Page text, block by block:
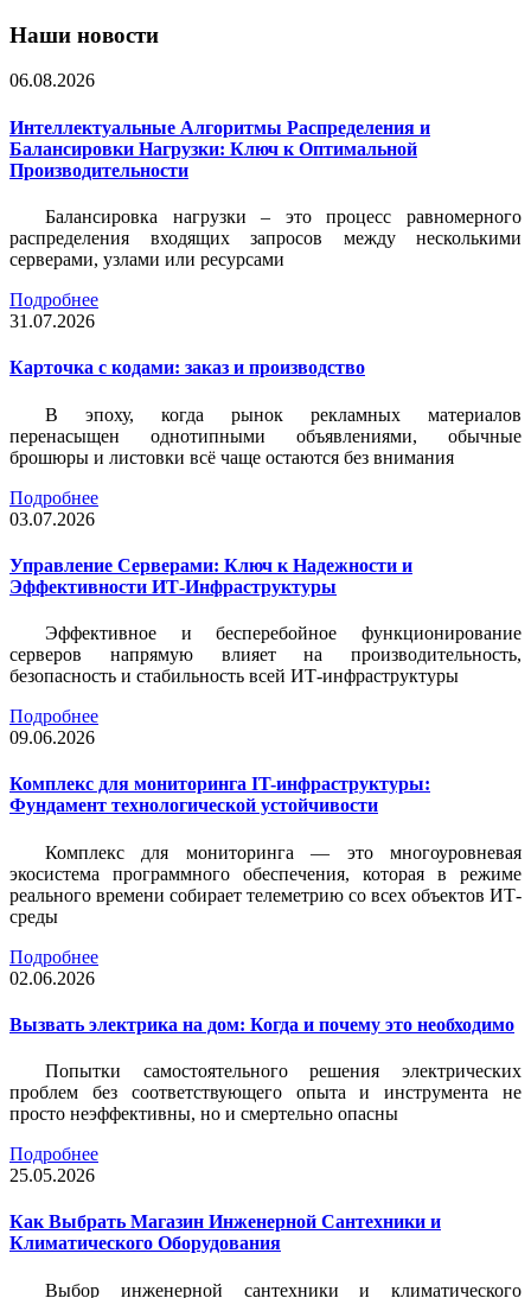
Наши новости
06.08.2026
Интеллектуальные Алгоритмы Распределения и
Балансировки Нагрузки: Ключ к Оптимальной
Производительности
Балансировка нагрузки – это процесс равномерного
распределения входящих запросов между несколькими
серверами, узлами или ресурсами
Подробнее
31.07.2026
Карточка c кодами: заказ и производство
В эпоху, когда рынок рекламных материалов
перенасыщен однотипными объявлениями, обычные
брошюры и листовки всё чаще остаются без внимания
Подробнее
03.07.2026
Управление Серверами: Ключ к Надежности и
Эффективности ИТ-Инфраструктуры
Эффективное и бесперебойное функционирование
серверов напрямую влияет на производительность,
безопасность и стабильность всей ИТ-инфраструктуры
Подробнее
09.06.2026
Комплекс для мониторинга IT-инфраструктуры:
Фундамент технологической устойчивости
Комплекс для мониторинга — это многоуровневая
экосистема программного обеспечения, которая в режиме
реального времени собирает телеметрию со всех объектов ИТ-
среды
Подробнее
02.06.2026
Вызвать электрика на дом: Когда и почему это необходимо
Попытки самостоятельного решения электрических
проблем без соответствующего опыта и инструмента не
просто неэффективны, но и смертельно опасны
Подробнее
25.05.2026
Как Выбрать Магазин Инженерной Сантехники и
Климатического Оборудования
Выбор инженерной сантехники и климатического